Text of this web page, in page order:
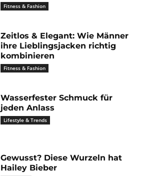
Fitness & Fashion
Zeitlos & Elegant: Wie Männer
ihre Lieblingsjacken richtig
kombinieren
Fitness & Fashion
Wasserfester Schmuck für
jeden Anlass
Lifestyle & Trends
Gewusst? Diese Wurzeln hat
Hailey Bieber